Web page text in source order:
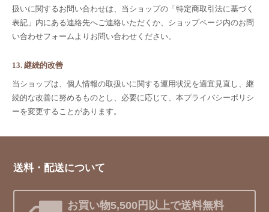
扱いに関するお問い合わせは、当ショップの「特定商取引法に基づく
表記」内にある連絡先へご連絡いただくか、ショップページ内のお問
い合わせフォームよりお問い合わせください。
13. 継続的改善
当ショップは、個人情報の取扱いに関する運用状況を適宜見直し、継
続的な改善に努めるものとし、必要に応じて、本プライバシーポリシ
ーを変更することがあります。
送料・配送について
お買い物5,500円以上で送料無料